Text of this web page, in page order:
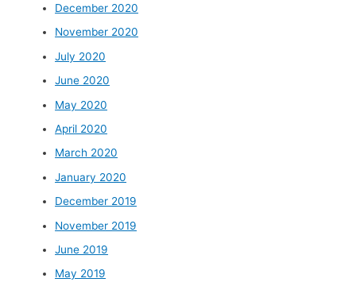
December 2020
November 2020
July 2020
June 2020
May 2020
April 2020
March 2020
January 2020
December 2019
November 2019
June 2019
May 2019